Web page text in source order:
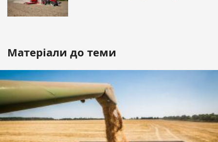
Матеріали до теми